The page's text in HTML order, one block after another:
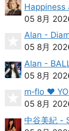
Happiness
05 8月
Alan -
05 8月
Alan -
05 8月
m‐flo ♥
05 8月
中谷美紀 -